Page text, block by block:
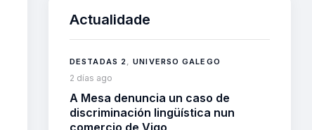
Actualidade
DESTADAS 2 ,UNIVERSO GALEGO
2 días ago
A Mesa denuncia un caso de
discriminación lingüística nun
comercio de Vigo